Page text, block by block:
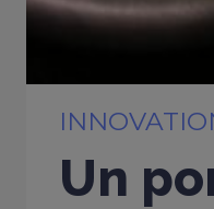
Un